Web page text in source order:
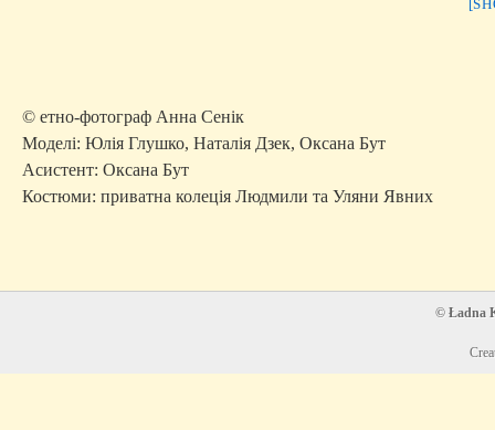
© етно-фотограф Анна Сенік
Моделі: Юлія Глушко, Наталія Дзек, Оксана Бут
Асистент: Оксана Бут
Костюми: приватна колеція Людмили та Уляни Явних
© Ładna